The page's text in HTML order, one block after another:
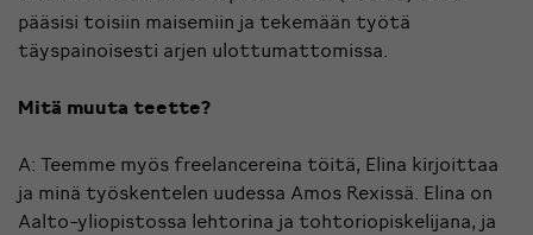
pääsisi toisiin maisemiin ja tekemään työtä
täyspainoisesti arjen ulottumattomissa.
Mitä muuta teette?
A: Teemme myös freelancereina töitä, Elina kirjoittaa
ja minä työskentelen uudessa Amos Rexissä. Elina on
Aalto-yliopistossa lehtorina ja tohtoriopiskelijana, ja